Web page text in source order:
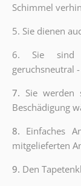
Schimmel
5. Sie dienen
6. Sie sind
geruchsneutral
7. Sie werden
Beschädigung
8. Einfaches
mitgelieferten
9. Den